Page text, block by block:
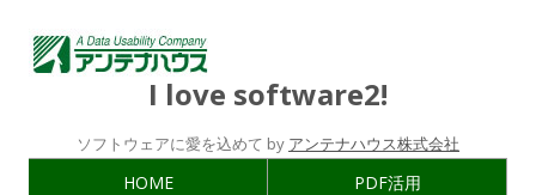
I love software2!
ソフトウェアに愛を込めて by アンテナハウス株式会社
HOME PDF活用